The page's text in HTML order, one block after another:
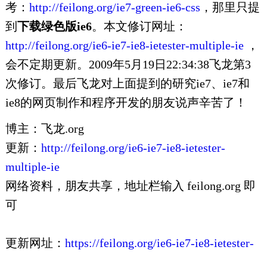
考： http://feilong.org/ie7-green-ie6-css ，那里只提
到 下载绿色版ie6。本文修订网址：
http://feilong.org/ie6-ie7-ie8-ietester-multiple-ie，
会不定期更新。2009年5月19日22:34:38飞龙第3
次修订。最后飞龙对上面提到的研究ie7、ie7和
ie8的网页制作和程序开发的朋友说声辛苦了！
博主：飞龙.org
更新： http://feilong.org/ie6-ie7-ie8-ietester-
multiple-ie
网络资料，朋友共享，地址栏输入 feilong.org 即
可
更新网址： https://feilong.org/ie6-ie7-ie8-ietester-